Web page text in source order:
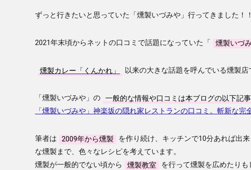
ずっと行きたいと思っていた「燻製いづみや」行ってきました！！
2021年末頃からネットの口コミで話題になっていた「 燻製いづ
燻製カレー「くんかれ」 以来の大きな話題を呼んでいる燻製店
「燻製いづみや」の 一般的な情報や口コミは本ブログの以下記事
「燻製いづみや」神楽坂の隠れ家レストランの口コミ。斬新な完
筆者は 2009年から燻製
を作り続け、キッチンで10分あれば出
な燻製まで、色々なレシピを考えています。
燻製が一般的でない頃から
燻製教室 を行って燻製を広めたりも